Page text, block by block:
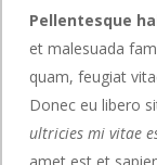
Pellentesque
et malesuada
quam, feugiat
Donec eu libero
ultricies mi vitae